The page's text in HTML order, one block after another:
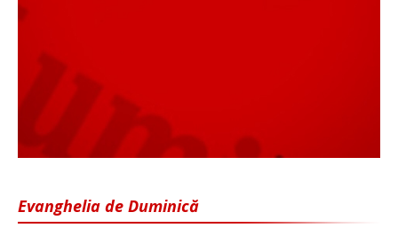
Evanghelia de Duminică